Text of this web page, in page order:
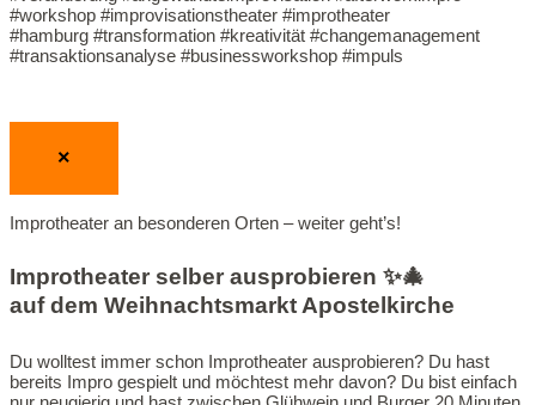
#workshop #improvisationstheater #improtheater
#hamburg #transformation #kreativität #changemanagement
#transaktionsanalyse #businessworkshop #impuls
×
Improtheater an besonderen Orten – weiter geht’s!
Improtheater selber ausprobieren ✨🎄
auf dem Weihnachtsmarkt Apostelkirche
Du wolltest immer schon Improtheater ausprobieren? Du hast
bereits Impro gespielt und möchtest mehr davon? Du bist einfach